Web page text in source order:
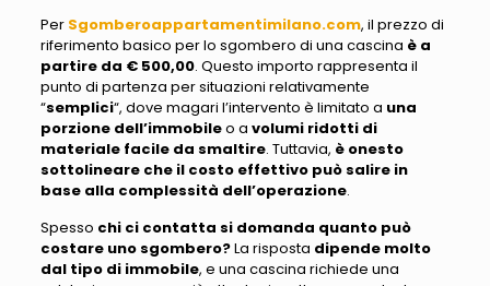
PerSgomberoappartamentimilano.com, il prezzo di
riferimento basico per lo sgombero di una cascina è a
partire da € 500,00. Questo importo rappresenta il
punto di partenza per situazioni relativamente
“semplici“, dove magari l’intervento è limitato a una
porzione dell’immobileo a volumi ridotti di
materiale facile da smaltire. Tuttavia, è onesto
sottolineare che il costo effettivo può salire in
base alla complessità dell’operazione.
Spesso chi ci contatta si domanda quanto può
costare uno sgombero?La risposta dipende molto
dal tipo di immobile, e una cascina richiede una